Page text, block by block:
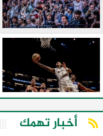
أخبار تهمك